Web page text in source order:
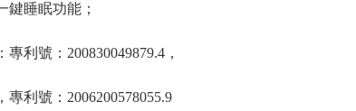
睡眠功能；
利號：200830049879.4，
利號：2006200578055.9